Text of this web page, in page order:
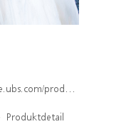
index/isin/CH0024440353
Produktdetail